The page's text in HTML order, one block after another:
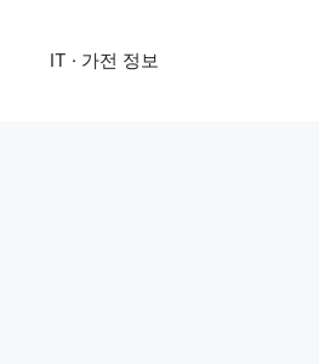
IT · 가전 정보